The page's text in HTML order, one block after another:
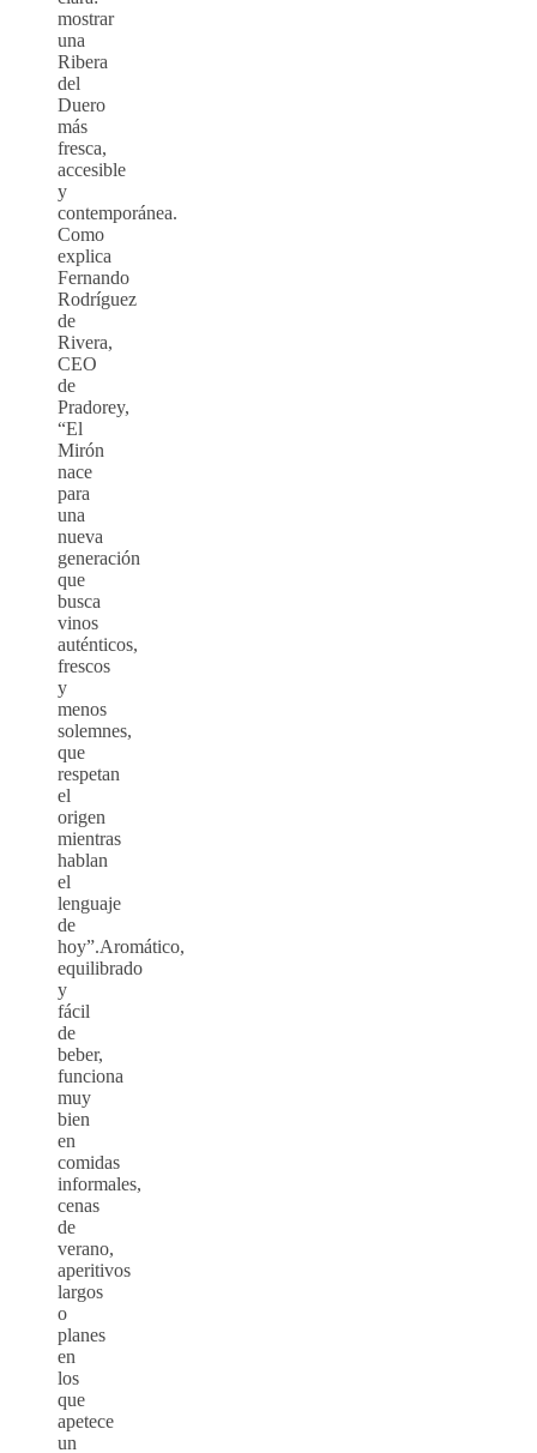
mostrar
una
Ribera
del
Duero
más
fresca,
accesible
y
contemporánea.
Como
explica
Fernando
Rodríguez
de
Rivera,
CEO
de
Pradorey,
“El
Mirón
nace
para
una
nueva
generación
que
busca
vinos
auténticos,
frescos
y
menos
solemnes,
que
respetan
el
origen
mientras
hablan
el
lenguaje
de
hoy”.Aromático,
equilibrado
y
fácil
de
beber,
funciona
muy
bien
en
comidas
informales,
cenas
de
verano,
aperitivos
largos
o
planes
en
los
que
apetece
un